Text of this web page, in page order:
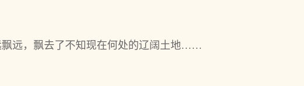
飘远，飘去了不知现在何处的辽阔土地……